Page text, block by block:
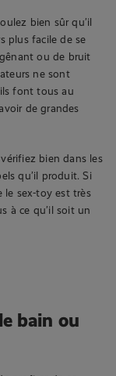
bien sûr qu’il
plus facile de se
ou de bruit
ne sont
font tous au
de grandes
bien dans les
qu’il produit. Si
le sex-toy est très
à ce qu’il soit un
bain ou